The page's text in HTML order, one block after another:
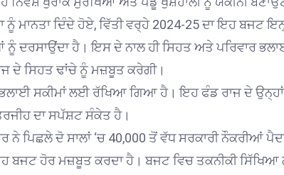
ਨੂੰ ਮਾਨਤਾ ਦਿੰਦੇ ਹੋਏ, ਵਿੱਤੀ ਵਰ੍ਹੇ 2024-25 ਦਾ ਇਹ
ਨੂੰ ਦਰਸਾਉਂਦਾ ਹੈ। ਇਸ ਦੇ ਨਾਲ ਹੀ ਸਿਹਤ ਅਤੇ ਪਰਿਵਾਰ
ਦੇ ਸਿਹਤ ਢਾਂਚੇ ਨੂੰ ਮਜ਼ਬੂਤ ਕਰੇਗੀ।
ਸਕੀਮਾਂ ਲਈ ਰੱਖਿਆ ਗਿਆ ਹੈ। ਇਹ ਫੰਡ ਰਾਜ ਦੇ ਉਨ੍ਹਾਂ
ਦਾ ਸਪੱਸ਼ਟ ਸੰਕੇਤ ਹੈ।
ਨੇ ਪਿਛਲੇ ਦੋ ਸਾਲਾਂ ‘ਚ 40,000 ਤੋਂ ਵੱਧ ਸਰਕਾਰੀ
ਬਜਟ ਹੋਰ ਮਜ਼ਬੂਤ ਕਰਦਾ ਹੈ। ਬਜਟ ਵਿਚ ਤਕਨੀਕੀ